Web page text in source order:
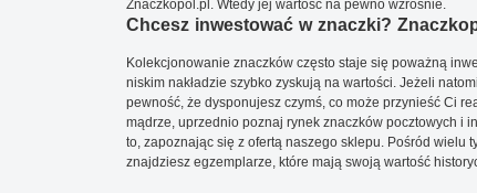
Znaczkopol.pl. Wtedy jej wartość na pewno wzrośnie.
Chcesz inwestować w znaczki?
Kolekcjonowanie znaczków często staje się poważną
niskim nakładzie szybko zyskują na wartości. Jeżeli
pewność, że dysponujesz czymś, co może przynieść Ci
mądrze, uprzednio poznaj rynek znaczków pocztowych i
to, zapoznając się z ofertą naszego sklepu. Pośród wielu
znajdziesz egzemplarze, które mają swoją wartość